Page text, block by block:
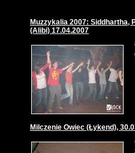
Muzzykalia 2007: Siddhartha,
(Alibi) 17.04.2007
Milczenie Owiec (Łykend),